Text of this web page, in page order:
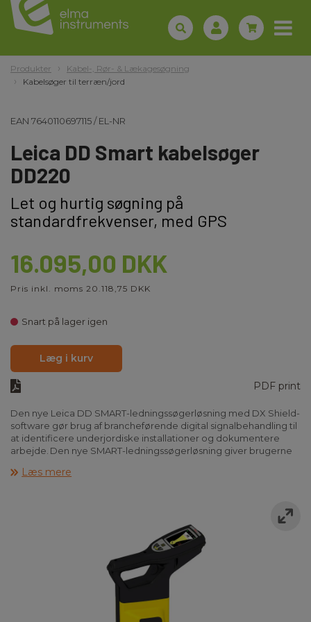
Produkter
Kabel-, Rør- & Lækagesøgning
Kabelsøger til terræn/jord
EAN 7640110697115/EL-NR
Leica DD Smart kabelsøger
DD220
Let og hurtig søgning på
standardfrekvenser, med GPS
16.095,00 DKK
Pris inkl. moms 20.118,75 DKK
Snart på lager igen
Læg i kurv
PDF print
Den nye Leica DD SMART-ledningssøgerløsning med DX Shield-
software gør brug af brancheførende digital signalbehandling til
at identificere underjordiske installationer og dokumentere
arbejde. Den nye SMART-ledningssøgerløsning giver brugerne
forsyningsledninger, overføre data og få fjernadgang til data via
Vælg DD220 for standardfrekvenser og DD230 for øget dybde
og yderligere lavfrekvente signaler 512 og 640Hz.
Skal instrumentet anvendes til søgning af passive linjer og til
dybdemåling, anvendes det i kombination med sender, hhv.
DA220 og DA230, som findes under tilbehør her på siden.
Instrumentet leveres klar til brug med genopladeligt Li-Ion
Læs mere